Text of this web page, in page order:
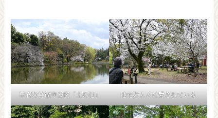
早春の善福寺公園「上の池」 地元の人々に愛されている